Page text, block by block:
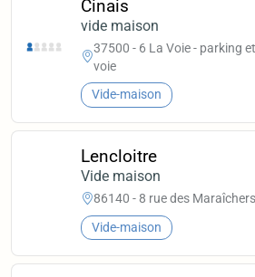
Cinais
vide maison
37500 - 6 La Voie - parking
voie
Vide-maison
Lencloitre
Vide maison
86140 - 8 rue des Maraîchers
Vide-maison